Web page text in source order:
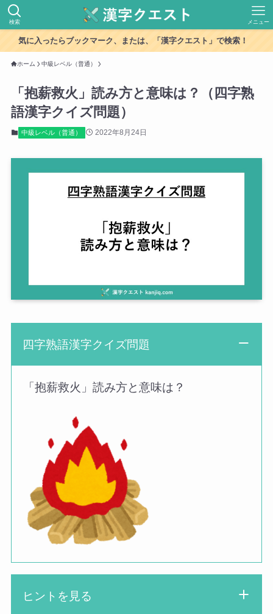
検索 メニュー
気に入ったらブックマーク、または、「漢字クエスト」で検索！
ホーム 中級レベル（普通）
「抱薪救火」読み方と意味は？（四字熟
語漢字クイズ問題）
中級レベル（普通） 2022年8月24日
四字熟語漢字クイズ問題
「抱薪救火」読み方と意味は？
ヒントを見る